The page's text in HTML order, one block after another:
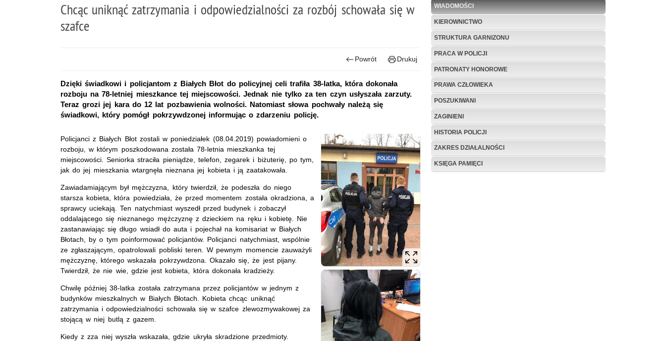
Chcąc uniknąć zatrzymania i odpowiedzialności za rozbój schowała się w
szafce
Powrót Drukuj
Dzięki świadkowi i policjantom z Białych Błot do policyjnej celi trafiła 38-latka, która dokonała
rozboju na 78-letniej mieszkance tej miejscowości. Jednak nie tylko za ten czyn usłyszała zarzuty.
Teraz grozi jej kara do 12 lat pozbawienia wolności. Natomiast słowa pochwały należą się
świadkowi, który pomógł pokrzywdzonej informując o zdarzeniu policję.
Policjanci z Białych Błot zostali w poniedziałek (08.04.2019) powiadomieni o
rozboju, w którym poszkodowana została 78-letnia mieszkanka tej
miejscowości. Seniorka straciła pieniądze, telefon, zegarek i biżuterię, po tym,
jak do jej mieszkania wtargnęła nieznana jej kobieta i ją zaatakowała.
Zawiadamiającym był mężczyzna, który twierdził, że podeszła do niego
starsza kobieta, która powiedziała, że przed momentem została okradziona, a
sprawcy uciekają. Ten natychmiast wyszedł przed budynek i zobaczył
oddalającego się nieznanego mężczyznę z dzieckiem na ręku i kobietę. Nie
zastanawiając się długo wsiadł do auta i pojechał na komisariat w Białych
Błotach, by o tym poinformować policjantów. Policjanci natychmiast, wspólnie
ze zgłaszającym, opatrolowali pobliski teren. W pewnym momencie zauważyli
mężczyznę, którego wskazała pokrzywdzona. Okazało się, że jest pijany.
Twierdził, że nie wie, gdzie jest kobieta, która dokonała kradzieży.
Chwilę później 38-latka została zatrzymana przez policjantów w jednym z
budynków mieszkalnych w Białych Błotach. Kobieta chcąc uniknąć
zatrzymania i odpowiedzialności schowała się w szafce zlewozmywakowej za
stojącą w niej butlą z gazem.
Kiedy z zza niej wyszła wskazała, gdzie ukryła skradzione przedmioty.
WIADOMOŚCI
KIEROWNICTWO
STRUKTURA GARNIZONU
PRACA W POLICJI
PATRONATY HONOROWE
PRAWA CZŁOWIEKA
POSZUKIWANI
ZAGINIENI
HISTORIA POLICJI
ZAKRES DZIAŁALNOŚCI
KSIĘGA PAMIĘCI